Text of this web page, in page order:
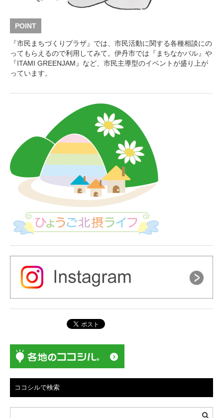
POINT
『市民まちづくりプラザ』では、市民活動に関する各種相談にの
ってもらえるので利用してみて。伊丹市では『まちなかバル』や
『ITAMI GREENJAM』など、市民主導型のイベントが盛り上が
っています。
ココシルで検索